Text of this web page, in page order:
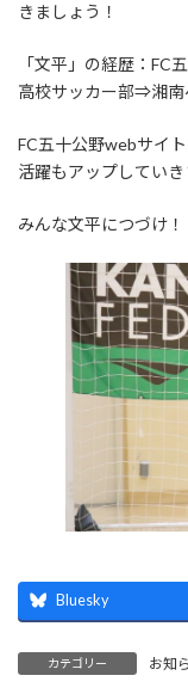
きましょう！
「文平」の経歴：
高校サッカー部⇒湘南
FC五十公野webサイ
活躍もアップしていき
みんな文平につづけ！
Bluesky
カテゴリー お知